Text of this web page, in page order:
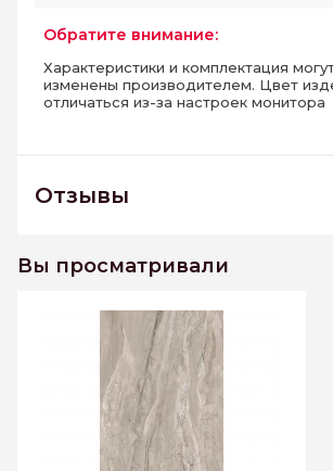
Обратите внимание:
Характеристики и комплектация
изменены производителем. Цвет
отличаться из-за настроек монитора
Отзывы
керамогранитная Arcadia
Написать отзыв
Вы просматривали